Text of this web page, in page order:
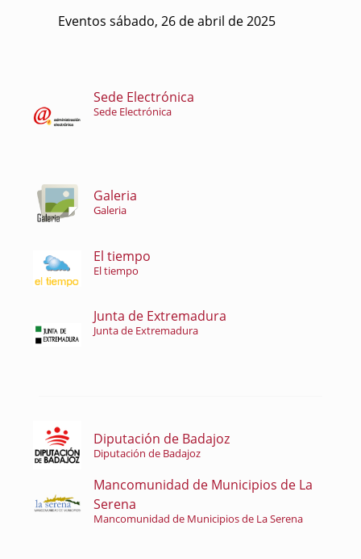
Eventos sábado, 26 de abril de 2025
Sede Electrónica
Sede Electrónica
Galeria
Galeria
El tiempo
El tiempo
Junta de Extremadura
Junta de Extremadura
Diputación de Badajoz
Diputación de Badajoz
Mancomunidad de Municipios de La
Serena
Mancomunidad de Municipios de La Serena